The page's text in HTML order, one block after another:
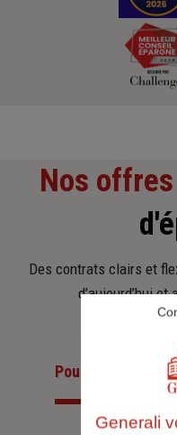
Nos offres
Des contrats clairs et
d’aujourd’hui
Pour les
Generali